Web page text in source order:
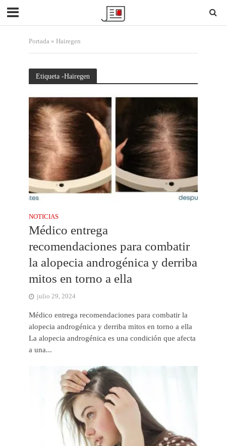
Portada» Hairegen
Etiqueta -Hairegen
NOTICIAS
Médico entrega
recomendaciones para combatir
la alopecia androgénica y derriba
mitos en torno a ella
julio 29, 2024
Médico entrega recomendaciones para combatir la
alopecia androgénica y derriba mitos en torno a ella
La alopecia androgénica es una condición que afecta
a una...